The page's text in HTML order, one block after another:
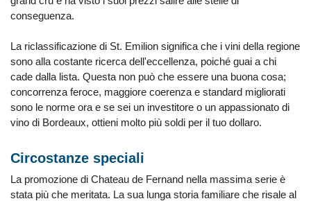
conseguenza.
La riclassificazione di St. Emilion significa che i vini della regione
sono alla costante ricerca dell'eccellenza, poiché guai a chi
cade dalla lista. Questa non può che essere una buona cosa;
concorrenza feroce, maggiore coerenza e standard migliorati
sono le norme ora e se sei un investitore o un appassionato di
vino di Bordeaux, ottieni molto più soldi per il tuo dollaro.
Circostanze speciali
La promozione di Chateau de Fernand nella massima serie è
stata più che meritata. La sua lunga storia familiare che risale al